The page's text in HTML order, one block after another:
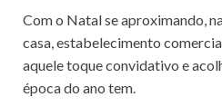
Com o Natal se aproximando,
casa, estabelecimento
aquele toque convidativo e
época do ano tem.